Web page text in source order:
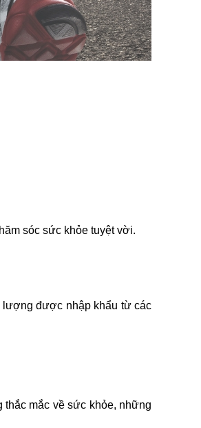
sóc sức khỏe tuyệt vời.
lượng được nhập khẩu từ các
thắc mắc về sức khỏe, những